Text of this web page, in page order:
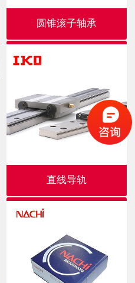
圆锥滚子轴承
直线导轨